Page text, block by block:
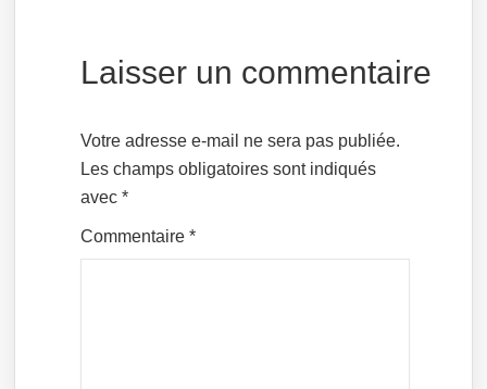
Laisser un commentaire
Votre adresse e-mail ne sera pas publiée.
Les champs obligatoires sont indiqués
avec*
Commentaire*